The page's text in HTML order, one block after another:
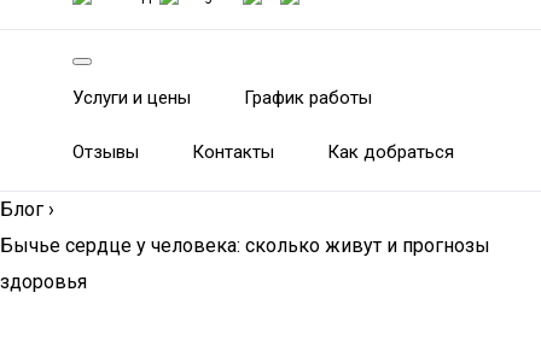
Услуги и цены График работы
Отзывы Контакты Как добраться
Блог ›
Бычье сердце у человека: сколько живут и прогнозы
здоровья